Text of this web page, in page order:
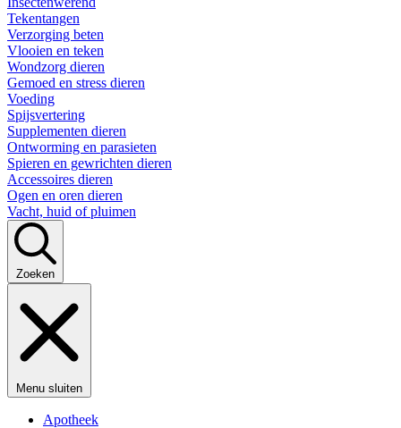
Tekentangen
Verzorging beten
Vlooien en teken
Wondzorg dieren
Gemoed en stress dieren
Voeding
Spijsvertering
Supplementen dieren
Ontworming en parasieten
Spieren en gewrichten dieren
Accessoires dieren
Ogen en oren dieren
Vacht, huid of pluimen
Zoeken
Menu sluiten
Apotheek